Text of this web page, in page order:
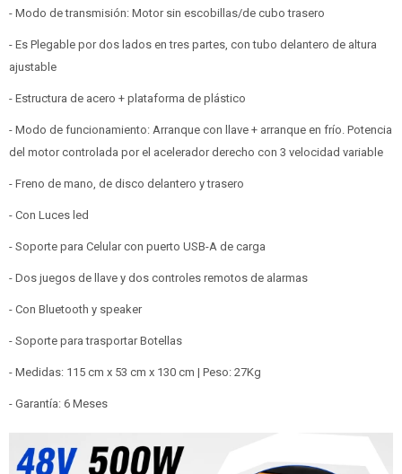
- Modo de transmisión: Motor sin escobillas/de cubo trasero
- Es Plegable por dos lados en tres partes, con tubo delantero de altura
ajustable
- Estructura de acero + plataforma de plástico
- Modo de funcionamiento: Arranque con llave + arranque en frío. Potencia
del motor controlada por el acelerador derecho con 3 velocidad variable
- Freno de mano, de disco delantero y trasero
- Con Luces led
- Soporte para Celular con puerto USB-A de carga
- Dos juegos de llave y dos controles remotos de alarmas
- Con Bluetooth y speaker
- Soporte para trasportar Botellas
- Medidas: 115 cm x 53 cm x 130 cm | Peso: 27Kg
- Garantía: 6 Meses